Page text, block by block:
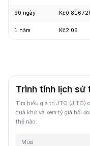
90 ngày
1 năm Kč2.06
Trình tính lịch sử
Tìm hiểu giá trị JTO (JITO)
quá khứ và xem tỷ giá hối
thế nào.
Mua